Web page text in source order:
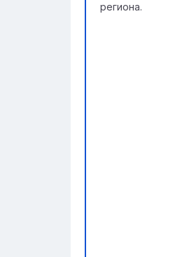
региона.